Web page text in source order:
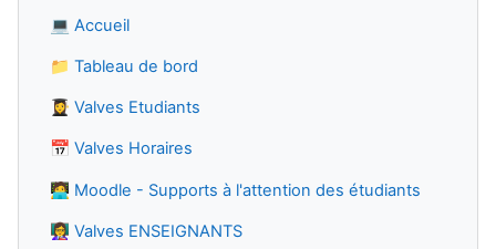
💻 Accueil
📁 Tableau de bord
👩‍🎓 Valves Etudiants
📅 Valves Horaires
🧑‍💻 Moodle - Supports à l'attention des étudiants
👩‍🏫 Valves ENSEIGNANTS